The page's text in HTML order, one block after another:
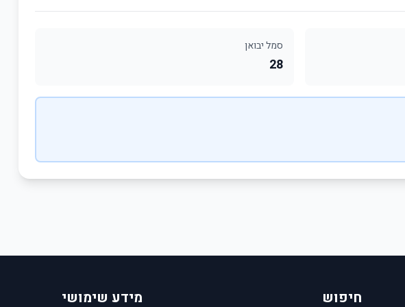
סמל יבואן
28
חיפוש מידע שימושי